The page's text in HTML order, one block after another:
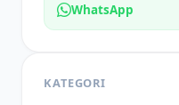
WhatsApp
KATEGORI